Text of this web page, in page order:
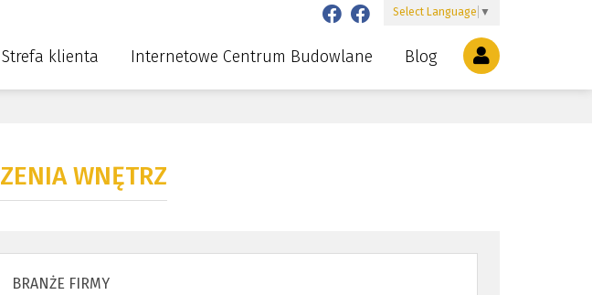
Select Language ▼
Strefa klienta Internetowe Centrum Budowlane Blog
WNĘTRZ
BRANŻE FIRMY